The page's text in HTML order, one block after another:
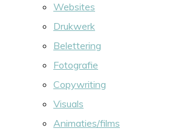
Websites
Drukwerk
Belettering
Fotografie
Copywriting
Visuals
Animaties/films